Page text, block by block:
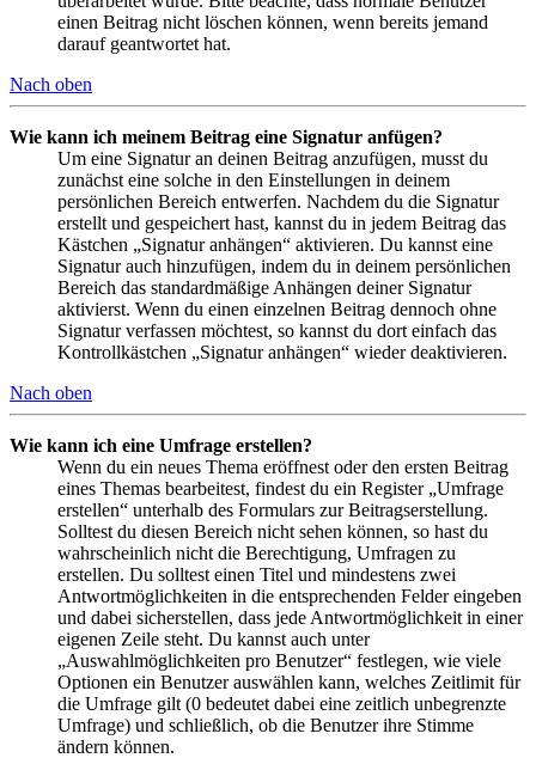
einen Beitrag nicht löschen können, wenn bereits jemand
darauf geantwortet hat.
Nach oben
Wie kann ich meinem Beitrag eine Signatur anfügen?
Um eine Signatur an deinen Beitrag anzufügen, musst du
zunächst eine solche in den Einstellungen in deinem
persönlichen Bereich entwerfen. Nachdem du die Signatur
erstellt und gespeichert hast, kannst du in jedem Beitrag das
Kästchen „Signatur anhängen“ aktivieren. Du kannst eine
Signatur auch hinzufügen, indem du in deinem persönlichen
Bereich das standardmäßige Anhängen deiner Signatur
aktivierst. Wenn du einen einzelnen Beitrag dennoch ohne
Signatur verfassen möchtest, so kannst du dort einfach das
Kontrollkästchen „Signatur anhängen“ wieder deaktivieren.
Nach oben
Wie kann ich eine Umfrage erstellen?
Wenn du ein neues Thema eröffnest oder den ersten Beitrag
eines Themas bearbeitest, findest du ein Register „Umfrage
erstellen“ unterhalb des Formulars zur Beitragserstellung.
Solltest du diesen Bereich nicht sehen können, so hast du
wahrscheinlich nicht die Berechtigung, Umfragen zu
erstellen. Du solltest einen Titel und mindestens zwei
Antwortmöglichkeiten in die entsprechenden Felder eingeben
und dabei sicherstellen, dass jede Antwortmöglichkeit in einer
eigenen Zeile steht. Du kannst auch unter
„Auswahlmöglichkeiten pro Benutzer“ festlegen, wie viele
Optionen ein Benutzer auswählen kann, welches Zeitlimit für
die Umfrage gilt (0 bedeutet dabei eine zeitlich unbegrenzte
Umfrage) und schließlich, ob die Benutzer ihre Stimme
ändern können.